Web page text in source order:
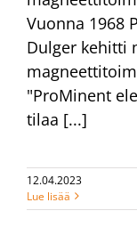
Vuonna 1968
Dulger kehitti
"ProMinent
tilaa [...]
12.04.2023
Lue lisää